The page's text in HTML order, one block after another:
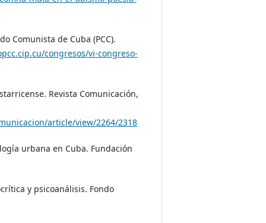
Comunista de Cuba (PCC).
congresos/vi-congreso-
Revista Comunicación,
article/view/2264/2318
urbana en Cuba. Fundación
y psicoanálisis. Fondo